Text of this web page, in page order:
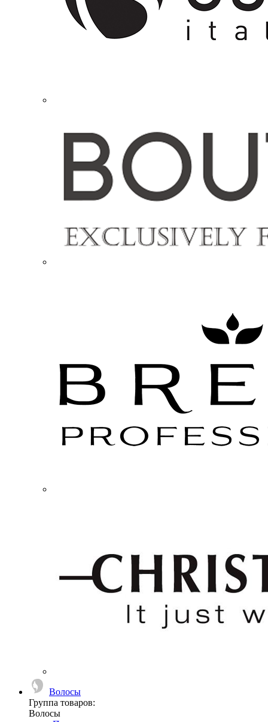
Волосы
Группа товаров:
Волосы